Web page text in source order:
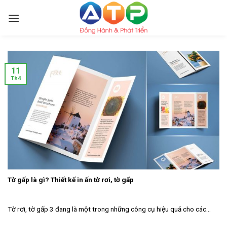
Tờ gấp là gì? Thiết kế in ấn tờ rơi, tờ gấp
Tờ rơi, tờ gấp 3 đang là một trong những công cụ hiệu quả cho các...
11
Th4